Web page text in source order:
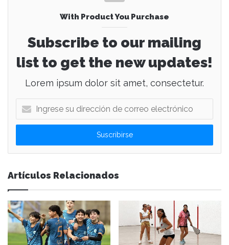
With Product You Purchase
Subscribe to our mailing
list to get the new updates!
Lorem ipsum dolor sit amet, consectetur.
g
e
s
u
d
i
r
e
Artículos Relacionados